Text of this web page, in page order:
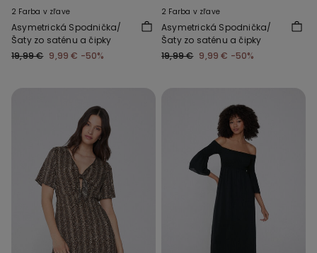
2 Farba v zľave
Asymetrická Spodnička/
Šaty zo saténu a čipky
19,99 € 9,99 € -50%
2 Farba v zľave
Asymetrická Spodnička/
Šaty zo saténu a čipky
19,99 € 9,99 € -50%